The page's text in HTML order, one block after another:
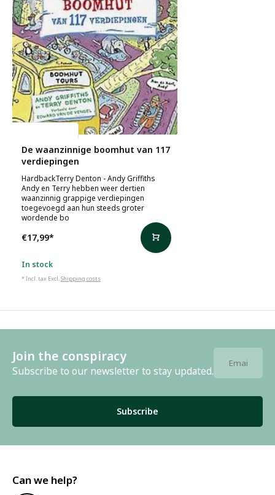
De waanzinnige boomhut van 117
verdiepingen
HardbackTerry Denton - Andy Griffiths
Andy en Terry hebben weer dertien
waanzinnig grappige verdiepingen
toegevoegd aan hun steeds groter
wordende bo
€17,99*
In stock
* Incl. tax Excl.Shipping costs
Join the conspiracy
Subscribe to our newsletter to stay updated.
Subscribe
Can we help?